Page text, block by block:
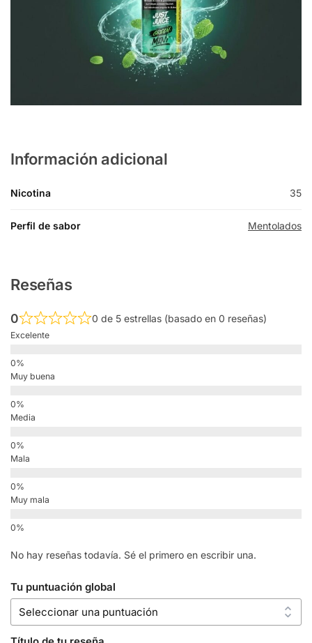
Información adicional
Nicotina 35
Perfil de sabor Mentolados
Reseñas
0 0 de 5 estrellas (basado en 0 reseñas)
Excelente
Muy buena
Media
Mala
Muy mala
No hay reseñas todavía. Sé el primero en escribir una.
Tu puntuación global